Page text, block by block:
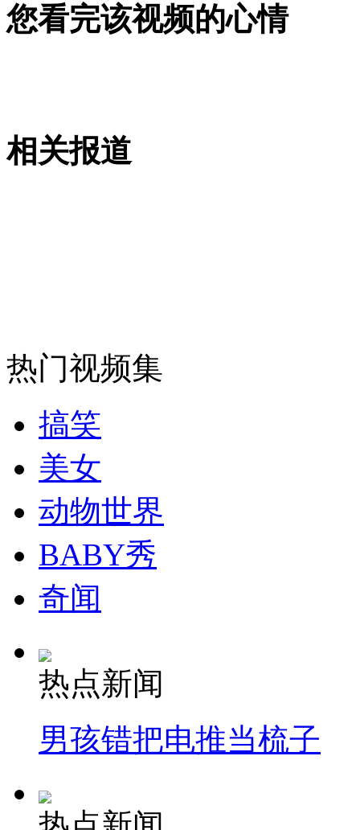
女孩北京地铁殴打老人 痛下狠手拳打脚踢
安徽一实载49人客车翻车
走！跟着总书记去植树
消防员救轻生者 花炮节热闹非凡
司机酒驾遇交警 急速倒车逃窜
您看完该视频的心情
相关报道
热门视频集
搞笑
美女
动物世界
BABY秀
奇闻
热点新闻
男孩错把电推当梳子